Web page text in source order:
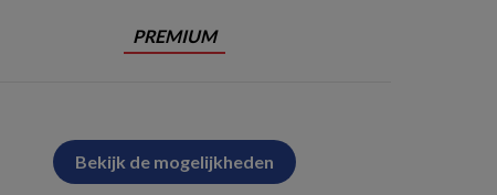
PREMIUM
Bekijk de mogelijkheden